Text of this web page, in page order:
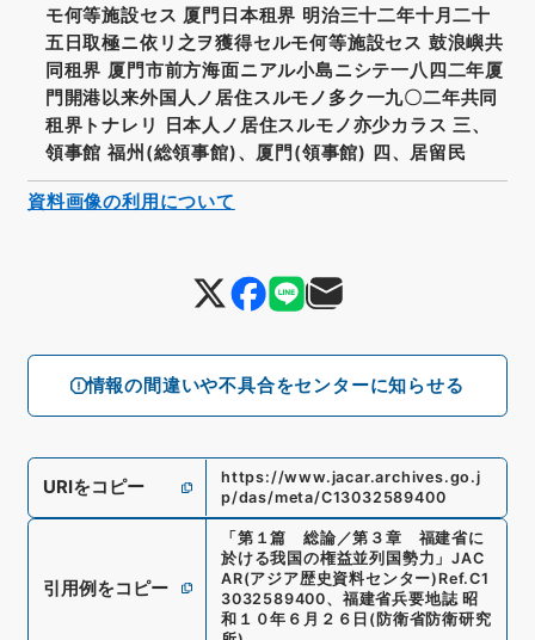
情報の間違いや不具合をセンターに知らせる
モ何等施設セス 厦門日本租界 明治三十二年十月二十
五日取極ニ依リ之ヲ獲得セルモ何等施設セス 鼓浪嶼共
同租界 厦門市前方海面ニアル小島ニシテ一八四二年厦
門開港以来外国人ノ居住スルモノ多ク一九〇二年共同
租界トナレリ 日本人ノ居住スルモノ亦少カラス 三、
領事館 福州(総領事館)、厦門(領事館) 四、居留民
URIをコピー
https://www.jacar.archives.go.j
p/das/meta/C13032589400
引用例をコピー
「第１篇 総論／第３章 福建省に
於ける我国の権益並列国勢力 」JAC
AR(アジア歴史資料センター) Ref.C1
3032589400、 福建省兵要地誌 昭
和１０年６月２６日 (防衛省防衛研究
資料画像の利用について